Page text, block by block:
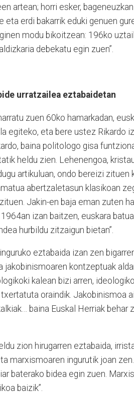
artean; horri esker,
eta erdi bakarrik eduki genuen
modu bikoitzean: 196ko
debekatu egin zuen”.
urratzailea eztabaidetan
zuen 60ko hamarkadan,
egiteko, eta bere ustez Rikardo
baina politologo gisa
heldu zien. Lehenengoa,
artikuluan, ondo bereizi
abertzaletasun klasikoan
Jakin-en baja eman zuten
izan baitzen, euskara
hurbildu zitzaigun bietan”.
eztabaida izan zen
jakobinismoaren kontzeptuak
kalean bizi arren,
txertatuta oraindik. Jakobinismoa
baina Euskal Herriak behar
zion hirugarren eztabaida,
marxismoaren ingurutik joan
baterako bidea egin zuen.
baizik”.